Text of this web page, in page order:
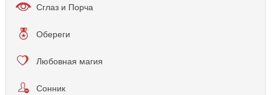
Сглаз и Порча
Обереги
Любовная магия
Сонник